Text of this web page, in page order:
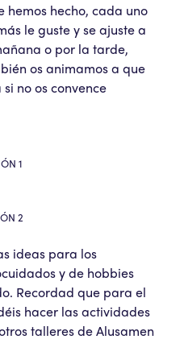
hemos hecho, cada uno
le guste y se ajuste a
o por la tarde,
os animamos a que
no os convence
1
2
ideas para los
y de hobbies
Recordad que para el
hacer las actividades
talleres de Alusamen